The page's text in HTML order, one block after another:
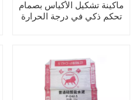
ماكينة تشكيل الأكياس بصمام
تحكم ذكي في درجة الحرارة